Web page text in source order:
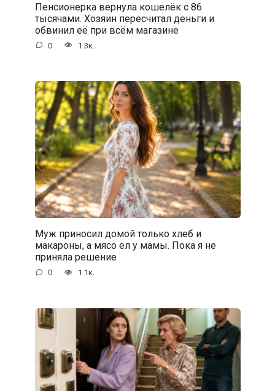
Пенсионерка вернула кошелёк с 86
тысячами. Хозяин пересчитал деньги и
обвинил её при всём магазине
0 1.3к.
Муж приносил домой только хлеб и
макароны, а мясо ел у мамы. Пока я не
приняла решение
0 1.1к.